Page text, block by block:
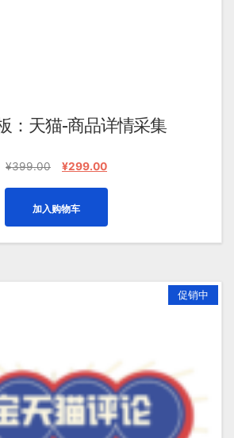
：天猫-商品详情采集
¥399.00
原
¥399.00。
¥299.00当
为：
¥299.00。
加入购物车
促销中